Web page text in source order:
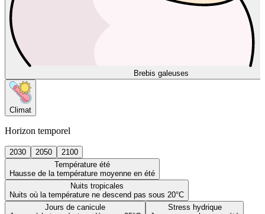
Brebis galeuses
Climat
Horizon temporel
2030 2050
2100
Température été
Hausse de la température moyenne en été
Nuits tropicales
Nuits où la température ne descend pas sous 20°C
Jours de canicule
Stress hydrique